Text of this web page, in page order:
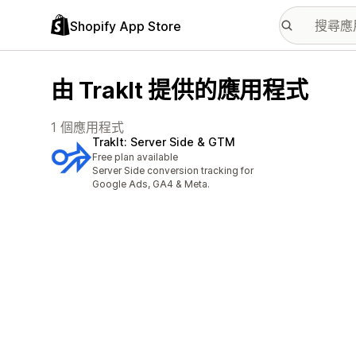
Shopify App Store
由 TrakIt 提供的應用程式
1 個應用程式
TrakIt: Server Side & GTM
Free plan available
Server Side conversion tracking for
Google Ads, GA4 & Meta.